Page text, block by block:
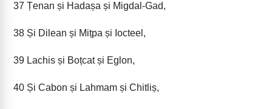
37 Țenan și Hadașa și Migdal-Gad,
38 Și Dilean și Mițpa și Iocteel,
39 Lachis și Boțcat și Eglon,
40 Și Cabon și Lahmam și Chitliș,